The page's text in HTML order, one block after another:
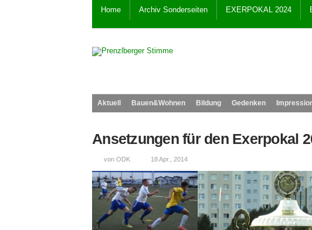
Home Archiv Sonderseiten EXERPOKAL 2024
Aktuell Bauen&Wohnen Bildung Gedenken
Ansetzungen für den Exerpokal
von ODK 18 Apr., 2014